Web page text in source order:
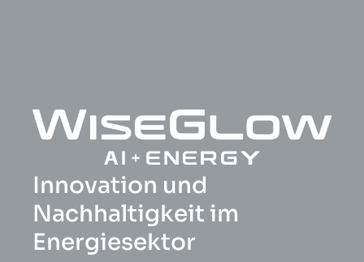
Innovation und
Nachhaltigkeit im
Energiesektor